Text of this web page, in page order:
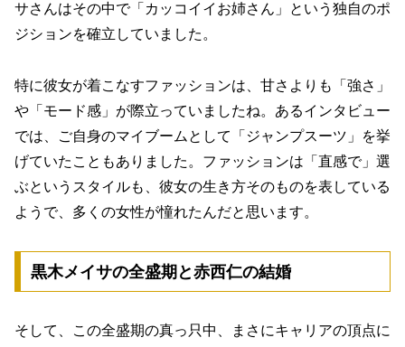
サさんはその中で「カッコイイお姉さん」という独自のポ
ジションを確立していました。
特に彼女が着こなすファッションは、甘さよりも「強さ」
や「モード感」が際立っていましたね。あるインタビュー
では、ご自身のマイブームとして「ジャンプスーツ」を挙
げていたこともありました。ファッションは「直感で」選
ぶというスタイルも、彼女の生き方そのものを表している
ようで、多くの女性が憧れたんだと思います。
黒木メイサの全盛期と赤西仁の結婚
そして、この全盛期の真っ只中、まさにキャリアの頂点に